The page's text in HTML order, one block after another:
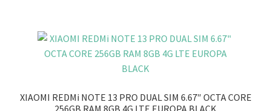
XIAOMI REDMi NOTE 13 PRO DUAL SIM 6.67″ OCTA CORE
256GB RAM 8GB 4G LTE EUROPA BLACK